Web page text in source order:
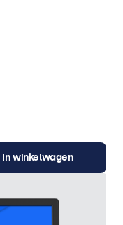
In winkelwagen